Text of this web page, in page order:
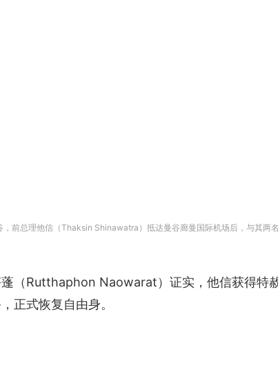
前总理他信（Thaksin Shinawatra）抵达曼谷廊曼国际机场后，与其
（Rutthaphon Naowarat）证实，他信获得特
正式恢复自由身。